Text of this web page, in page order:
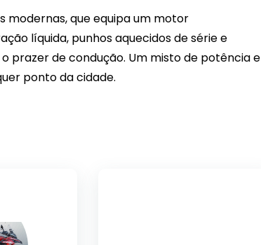
modernas, que equipa um motor
líquida, punhos aquecidos de série e
prazer de condução. Um misto de potência e
ponto da cidade.